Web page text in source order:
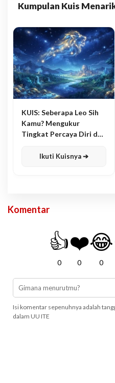
Kumpulan Kuis
KUIS: Seberapa Leo Sih
Kamu? Mengukur
Tingkat Percaya Diri dan
Ikuti Kuisnya ➔
Komentar
👍
0
❤️
0
😂
0
Isi komentar sepenuhnya adalah
dalam UU ITE